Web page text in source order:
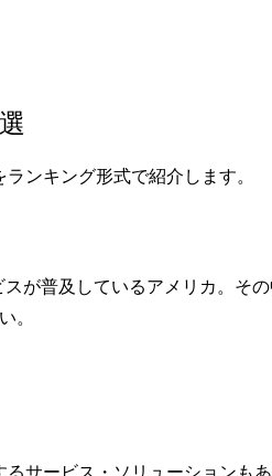
ンキング形式で紹介します。
が普及しているアメリカ。そ
。
サービス・ソリューションも